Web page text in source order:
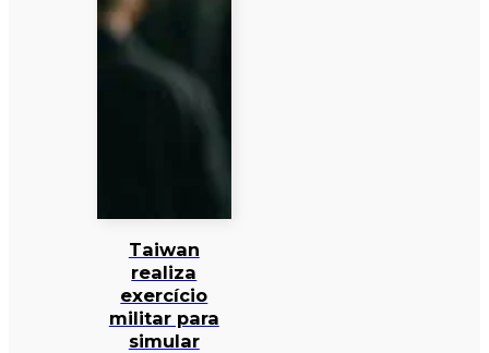
Taiwan
realiza
exercício
militar para
simular